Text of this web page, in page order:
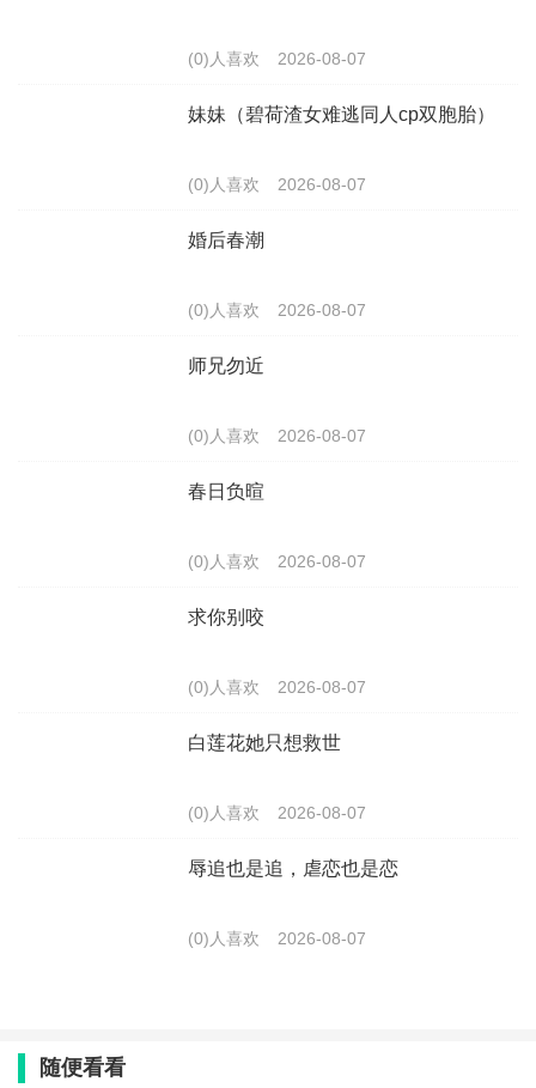
(0)人喜欢 2026-08-07
妹妹（碧荷渣女难逃同人cp双胞胎）
(0)人喜欢 2026-08-07
婚后春潮
(0)人喜欢 2026-08-07
师兄勿近
(0)人喜欢 2026-08-07
春日负暄
(0)人喜欢 2026-08-07
求你别咬
(0)人喜欢 2026-08-07
白莲花她只想救世
(0)人喜欢 2026-08-07
辱追也是追，虐恋也是恋
(0)人喜欢 2026-08-07
随便看看